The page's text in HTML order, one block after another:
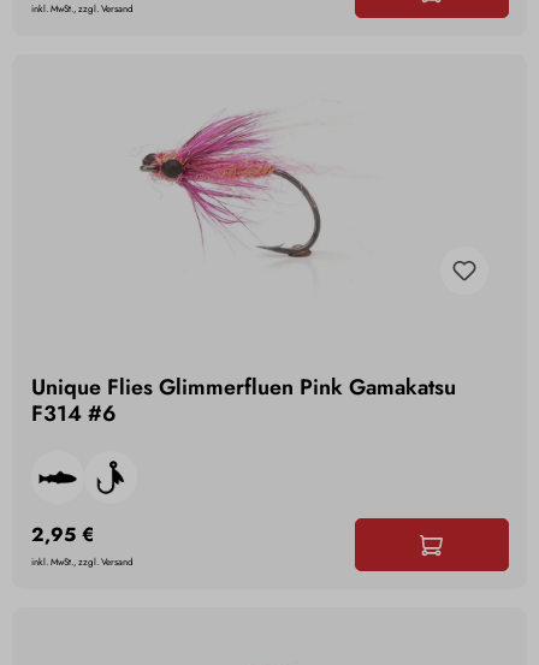
inkl. MwSt., zzgl. Versand
Unique Flies Glimmerfluen Pink Gamakatsu
F314 #6
2,95 €
inkl. MwSt., zzgl. Versand